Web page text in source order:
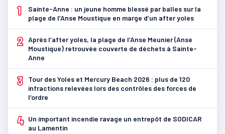
1
Sainte-Anne : un jeune homme blessé par balles sur la
plage de l’Anse Moustique en marge d’un after yoles
2 Après l’after yoles, la plage de l’Anse Meunier (Anse
Moustique) retrouvée couverte de déchets à Sainte-
Anne
3
Tour des Yoles et Mercury Beach 2026 : plus de 120
infractions relevées lors des contrôles des forces de
l’ordre
4 Un important incendie ravage un entrepôt de SODICAR
au Lamentin